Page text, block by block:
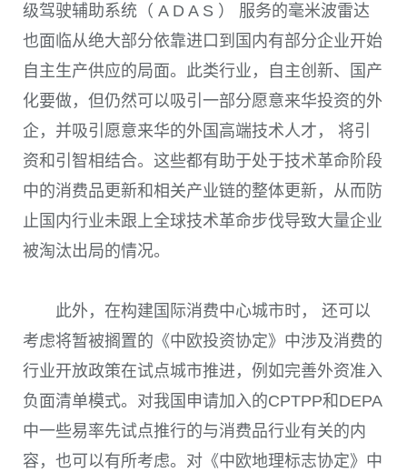
级驾驶辅助系统（ A D A S ） 服务的毫米波雷达
也面临从绝大部分依靠进口到国内有部分企业开始
自主生产供应的局面。此类行业，自主创新、国产
化要做，但仍然可以吸引一部分愿意来华投资的外
企，并吸引愿意来华的外国高端技术人才， 将引
资和引智相结合。这些都有助于处于技术革命阶段
中的消费品更新和相关产业链的整体更新，从而防
止国内行业未跟上全球技术革命步伐导致大量企业
被淘汰出局的情况。
此外，在构建国际消费中心城市时， 还可以
考虑将暂被搁置的《中欧投资协定》中涉及消费的
行业开放政策在试点城市推进，例如完善外资准入
负面清单模式。对我国申请加入的CPTPP和 DEPA
中一些易率先试点推行的与消费品行业有关的内
容，也可以有所考虑。对《中欧地理标志协定》中